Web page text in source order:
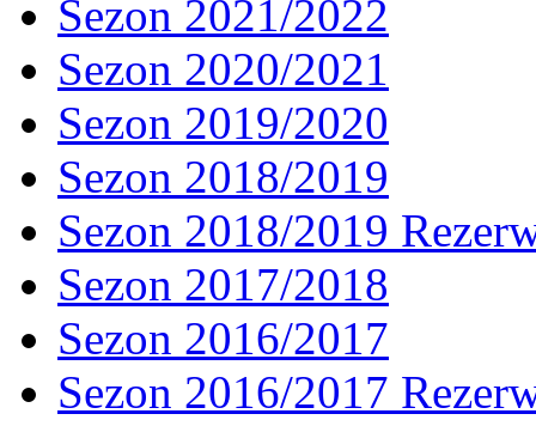
Sezon 2021/2022
Sezon 2020/2021
Sezon 2019/2020
Sezon 2018/2019
Sezon 2018/2019
Sezon 2017/2018
Sezon 2016/2017
Sezon 2016/2017